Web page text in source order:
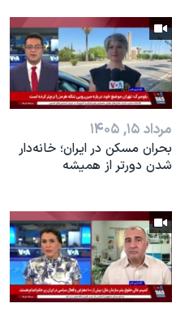
مرداد ۱۵, ۱۴۰۵
بحران مسکن در ایران؛ خانه‌دار
شدن دورتر از همیشه